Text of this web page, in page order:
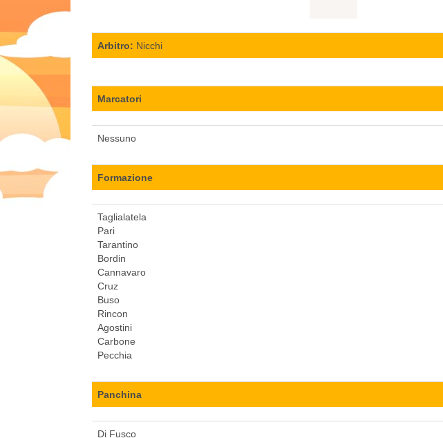
Arbitro: Nicchi
Marcatori
Nessuno
Formazione
Taglialatela
Pari
Tarantino
Bordin
Cannavaro
Cruz
Buso
Rincon
Agostini
Carbone
Pecchia
Panchina
Di Fusco